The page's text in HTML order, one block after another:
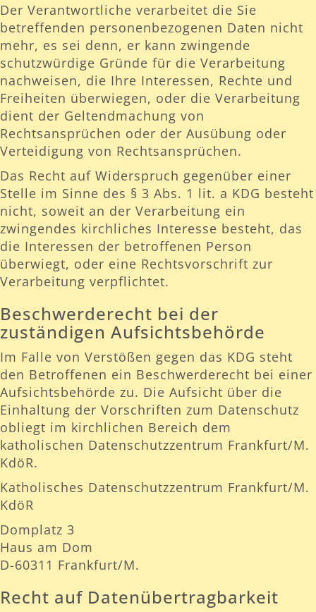
Der Verantwortliche verarbeitet die Sie
betreffenden personenbezogenen Daten nicht
mehr, es sei denn, er kann zwingende
schutzwürdige Gründe für die Verarbeitung
nachweisen, die Ihre Interessen, Rechte und
Freiheiten überwiegen, oder die Verarbeitung
dient der Geltendmachung von
Rechtsansprüchen oder der Ausübung oder
Verteidigung von Rechtsansprüchen.
Das Recht auf Widerspruch gegenüber einer
Stelle im Sinne des § 3 Abs. 1 lit. a KDG besteht
nicht, soweit an der Verarbeitung ein
zwingendes kirchliches Interesse besteht, das
die Interessen der betroffenen Person
überwiegt, oder eine Rechtsvorschrift zur
Verarbeitung verpflichtet.
Beschwerderecht bei der
zuständigen Aufsichtsbehörde
Im Falle von Verstößen gegen das KDG steht
den Betroffenen ein Beschwerderecht bei einer
Aufsichtsbehörde zu. Die Aufsicht über die
Einhaltung der Vorschriften zum Datenschutz
obliegt im kirchlichen Bereich dem
katholischen Datenschutzzentrum Frankfurt/M.
KdöR.
Katholisches Datenschutzzentrum Frankfurt/M.
KdöR
Domplatz 3
Haus am Dom
D-60311 Frankfurt/M.
Recht auf Datenübertragbarkeit